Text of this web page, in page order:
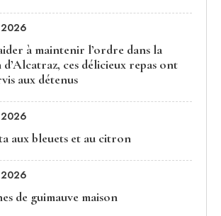
à maintenir l’ordre dans la
ces délicieux repas ont
aux détenus
aux bleuets et au citron
de guimauve maison